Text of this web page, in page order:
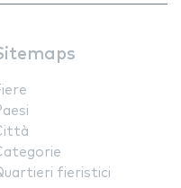
fieristici